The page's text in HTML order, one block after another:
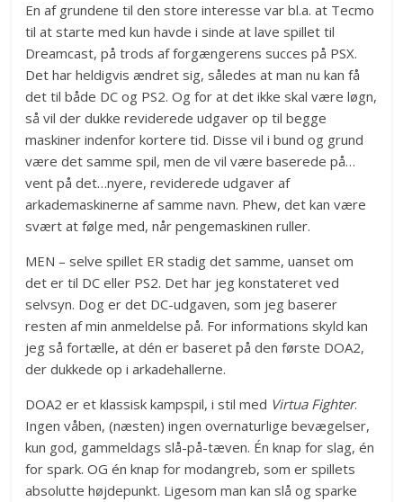
En af grundene til den store interesse var bl.a. at Tecmo
til at starte med kun havde i sinde at lave spillet til
Dreamcast, på trods af forgængerens succes på PSX.
Det har heldigvis ændret sig, således at man nu kan få
det til både DC og PS2. Og for at det ikke skal være løgn,
så vil der dukke reviderede udgaver op til begge
maskiner indenfor kortere tid. Disse vil i bund og grund
være det samme spil, men de vil være baserede på…
vent på det…nyere, reviderede udgaver af
arkademaskinerne af samme navn. Phew, det kan være
svært at følge med, når pengemaskinen ruller.
MEN – selve spillet ER stadig det samme, uanset om
det er til DC eller PS2. Det har jeg konstateret ved
selvsyn. Dog er det DC-udgaven, som jeg baserer
resten af min anmeldelse på. For informations skyld kan
jeg så fortælle, at dén er baseret på den første DOA2,
der dukkede op i arkadehallerne.
DOA2 er et klassisk kampspil, i stil med Virtua Fighter.
Ingen våben, (næsten) ingen overnaturlige bevægelser,
kun god, gammeldags slå-på-tæven. Én knap for slag, én
for spark. OG én knap for modangreb, som er spillets
absolutte højdepunkt. Ligesom man kan slå og sparke